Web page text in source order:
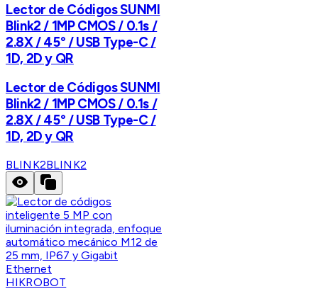
Lector de Códigos SUNMI
Blink2 / 1MP CMOS / 0.1s /
2.8X / 45° / USB Type-C /
1D, 2D y QR
Lector de Códigos SUNMI
Blink2 / 1MP CMOS / 0.1s /
2.8X / 45° / USB Type-C /
1D, 2D y QR
BLINK2BLINK2
HIKROBOT